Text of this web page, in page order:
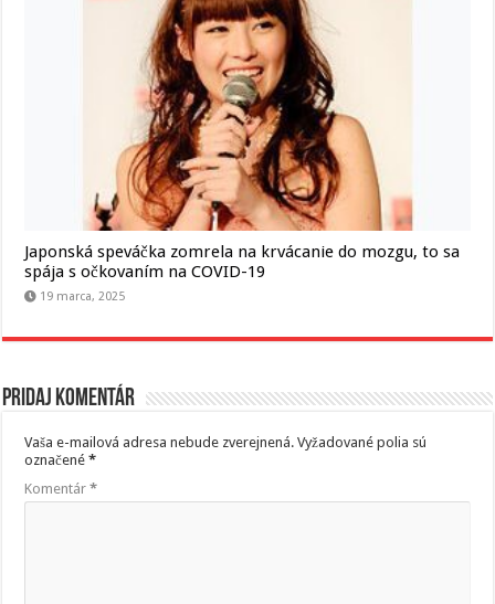
Japonská speváčka zomrela na krvácanie do mozgu, to sa
spája s očkovaním na COVID-19
19 marca, 2025
Pridaj komentár
Vaša e-mailová adresa nebude zverejnená. Vyžadované polia sú
označené*
Komentár*